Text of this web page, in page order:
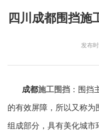
四川成都围挡施
发布
成都施工围挡 ：围挡
的有效屏障，所以又称
组成部分，具有美化城市